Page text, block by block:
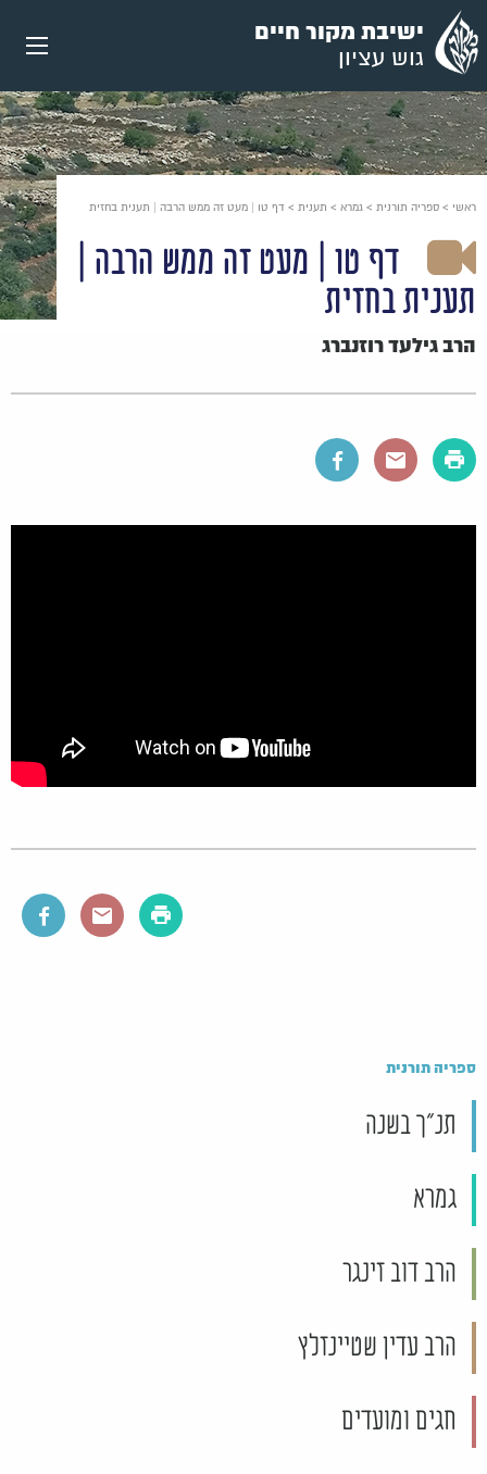
עבור
אל
תוכן
העמוד
ישיבת מקור חיים
גוש עציון
ראשי > ספריה תורנית > גמרא > תענית > דף טו | מעט זה ממש הרבה | תענית בחזית
דף טו | מעט זה ממש הרבה |
תענית בחזית
הרב גילעד רוזנברג
ספריה תורנית
תנ"ך בשנה
גמרא
הרב דוב זינגר
הרב עדין שטיינזלץ
חגים ומועדים